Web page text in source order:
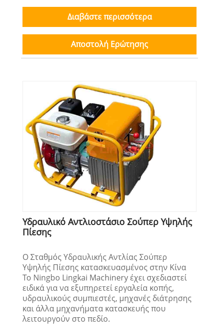
Διαβάστε περισσότερα
Αποστολή Ερώτησης
Υδραυλικό Αντλιοστάσιο Σούπερ Υψηλής
Πίεσης
Ο Σταθμός Υδραυλικής Αντλίας Σούπερ
Υψηλής Πίεσης κατασκευασμένος στην Κίνα
Το Ningbo Lingkai Machinery έχει σχεδιαστεί
ειδικά για να εξυπηρετεί εργαλεία κοπής,
υδραυλικούς συμπιεστές, μηχανές διάτρησης
και άλλα μηχανήματα κατασκευής που
λειτουργούν στο πεδίο.